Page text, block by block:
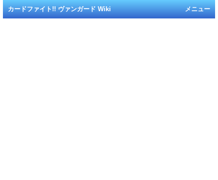
メニュー
カードファイト!! ヴァンガード Wiki